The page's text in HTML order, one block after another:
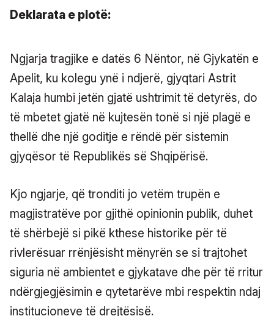
Deklarata e plotë:
Ngjarja tragjike e datës 6 Nëntor, në Gjykatën e
Apelit, ku kolegu ynë i ndjerë, gjyqtari Astrit
Kalaja humbi jetën gjatë ushtrimit të detyrës, do
të mbetet gjatë në kujtesën tonë si një plagë e
thellë dhe një goditje e rëndë për sistemin
gjyqësor të Republikës së Shqipërisë.
Kjo ngjarje, që tronditi jo vetëm trupën e
magjistratëve por gjithë opinionin publik, duhet
të shërbejë si pikë kthese historike për të
rivlerësuar rrënjësisht mënyrën se si trajtohet
siguria në ambientet e gjykatave dhe për të rritur
ndërgjegjësimin e qytetarëve mbi respektin ndaj
institucioneve të drejtësisë.